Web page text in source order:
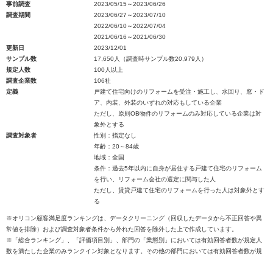
事前調査
2023/05/15～2023/06/26
調査期間
2023/06/27～2023/07/10
2022/06/10～2022/07/04
2021/06/16～2021/06/30
更新日
2023/12/01
サンプル数
17,650人（調査時サンプル数20,979人）
規定人数
100人以上
調査企業数
106社
定義
戸建て住宅向けのリフォームを受注・施工し、水回り、窓・ド
ア、内装、外装のいずれの対応もしている企業
ただし、原則OB物件のリフォームのみ対応している企業は対
象外とする
調査対象者
性別：指定なし
年齢：20～84歳
地域：全国
条件：過去5年以内に自身が居住する戸建て住宅のリフォーム
を行い、リフォーム会社の選定に関与した人
ただし、賃貸戸建て住宅のリフォームを行った人は対象外とす
る
※オリコン顧客満足度ランキングは、データクリーニング（回収したデータから不正回答や異
常値を排除）および調査対象者条件から外れた回答を除外した上で作成しています。
※「総合ランキング」、「評価項目別」、部門の「業態別」においては有効回答者数が規定人
数を満たした企業のみランクイン対象となります。その他の部門においては有効回答者数が規